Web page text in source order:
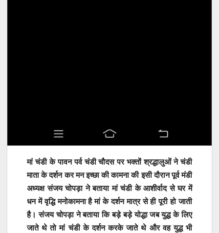
मां चंडी के पावन पर्व चंडी चौदस पर भक्तों श्रद्धालुओं ने चंडी
माता के दर्शन कर मन इच्छा की कामना की इसी दौरान पूर्व मंडी
अध्यक्ष संजय चोपड़ा ने बताया मां चंडी के आशीर्वाद से घर में
धन में वृद्धि मनोकामना है मां के दर्शन मात्र से ही पूरी हो जाती
है। संजय चोपड़ा ने बताया कि बड़े बड़े योद्धा जब युद्ध के लिए
जाते थे तो मां चंडी के दर्शन करके जाते थे और वह युद्ध भी